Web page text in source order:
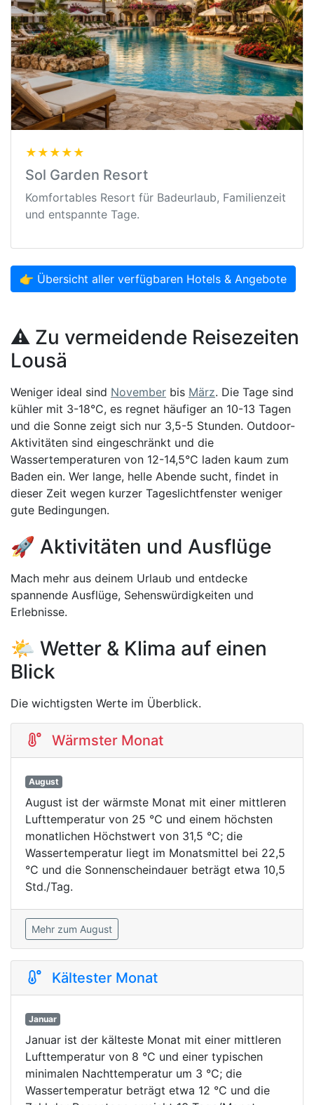
★★★★★
Sol Garden Resort
Komfortables Resort für Badeurlaub, Familienzeit
und entspannte Tage.
👉 Übersicht aller verfügbaren Hotels & Angebote
⚠️ Zu vermeidende Reisezeiten
Lousä
Weniger ideal sind November bis März. Die Tage sind
kühler mit 3-18°C, es regnet häufiger an 10-13 Tagen
und die Sonne zeigt sich nur 3,5-5 Stunden. Outdoor-
Aktivitäten sind eingeschränkt und die
Wassertemperaturen von 12-14,5°C laden kaum zum
Baden ein. Wer lange, helle Abende sucht, findet in
dieser Zeit wegen kurzer Tageslichtfenster weniger
gute Bedingungen.
🚀 Aktivitäten und Ausflüge
Mach mehr aus deinem Urlaub und entdecke
spannende Ausflüge, Sehenswürdigkeiten und
Erlebnisse.
🌤️ Wetter & Klima auf einen
Blick
Die wichtigsten Werte im Überblick.
Wärmster Monat
August
August ist der wärmste Monat mit einer mittleren
Lufttemperatur von 25 °C und einem höchsten
monatlichen Höchstwert von 31,5 °C; die
Wassertemperatur liegt im Monatsmittel bei 22,5
°C und die Sonnenscheindauer beträgt etwa 10,5
Std./Tag.
Mehr zum August
Kältester Monat
Januar
Januar ist der kälteste Monat mit einer mittleren
Lufttemperatur von 8 °C und einer typischen
minimalen Nachttemperatur um 3 °C; die
Wassertemperatur beträgt etwa 12 °C und die